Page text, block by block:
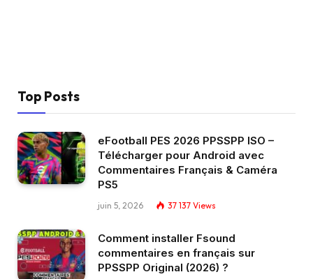
Top Posts
eFootball PES 2026 PPSSPP ISO –
Télécharger pour Android avec
Commentaires Français & Caméra
PS5
juin 5, 2026 37 137 Views
Comment installer Fsound
commentaires en français sur
PPSSPP Original (2026) ?